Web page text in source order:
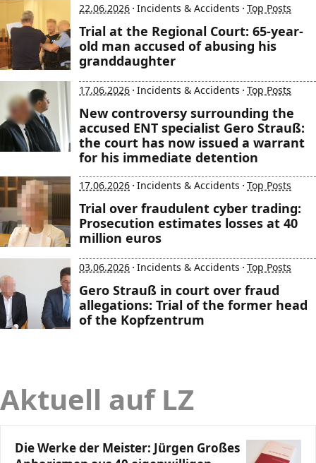
22.06.2026 · Incidents & Accidents · Top Posts
Trial at the Regional Court: 65-year-
old man accused of abusing his
granddaughter
17.06.2026 · Incidents & Accidents · Top Posts
New controversy surrounding the
accused ENT specialist Gero Strauß:
the court has now issued a warrant
for his immediate detention
17.06.2026 · Incidents & Accidents · Top Posts
Trial over fraudulent cyber trading:
Prosecution estimates losses at 40
million euros
03.06.2026 · Incidents & Accidents · Top Posts
Gero Strauß in court over fraud
allegations: Trial of the former head
of the Kopfzentrum
Aktuell auf LZ
Die Werke der Meister: Jürgen Großes